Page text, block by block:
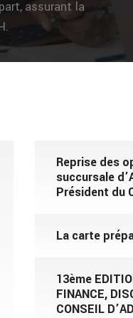
assurant la
Reprise des
succursale
Président du
La carte
13ème
FINANCE,
CONSEIL